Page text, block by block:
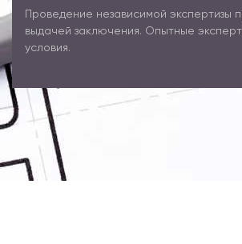
Проведение независимой экспертизы
выдачей заключения. Опытные
условия.